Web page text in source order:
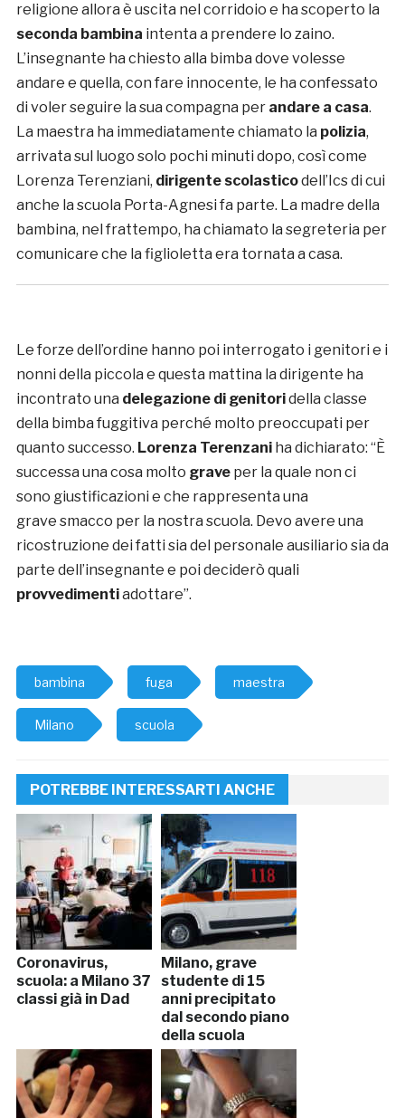
religione allora è uscita nel corridoio e ha scoperto la
seconda bambina intenta a prendere lo zaino.
L’insegnante ha chiesto alla bimba dove volesse
andare e quella, con fare innocente, le ha confessato
di voler seguire la sua compagna per andare a casa.
La maestra ha immediatamente chiamato la polizia,
arrivata sul luogo solo pochi minuti dopo, così come
Lorenza Terenziani, dirigente scolasticodell’Ics di cui
anche la scuola Porta-Agnesi fa parte. La madre della
bambina, nel frattempo, ha chiamato la segreteria per
comunicare che la figlioletta era tornata a casa.
Le forze dell’ordine hanno poi interrogato i genitori e i
nonni della piccola e questa mattina la dirigente ha
incontrato una delegazione di genitoridella classe
della bimba fuggitiva perché molto preoccupati per
quanto successo. Lorenza Terenzaniha dichiarato: “È
successa una cosa molto graveper la quale non ci
sono giustificazioni e che rappresenta una
grave smacco per la nostra scuola. Devo avere una
ricostruzione dei fatti sia del personale ausiliario sia da
parte dell’insegnante e poi deciderò quali
provvedimentiadottare”.
bambina fuga maestra
Milano scuola
POTREBBE INTERESSARTI ANCHE
Coronavirus,
scuola: a Milano 37
classi già in Dad
Milano, grave
studente di 15
anni precipitato
dal secondo piano
della scuola